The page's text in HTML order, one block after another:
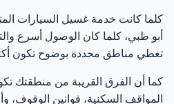
57 هل السعر وحده معيار لاختيار
كلما كانت خدمة غسيل السيارات
أبو ظبي، كلما كان الوصول أسرع
تغطي مناطق محددة بوضوح تكون أكثر
كما أن الفرق القريبة من منطقتك
المواقف السكنية، قوانين الوقوف،